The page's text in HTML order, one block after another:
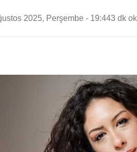
2025, Perşembe - 19:443 dk